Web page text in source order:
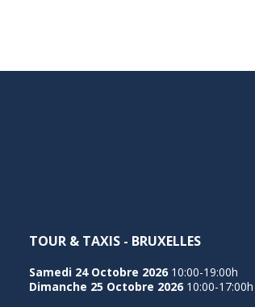
TOUR & TAXIS - BRUXELLES
Samedi 24 Octobre 2026 10:00-19:00h
Dimanche 25 Octobre 2026 10:00-17:00h